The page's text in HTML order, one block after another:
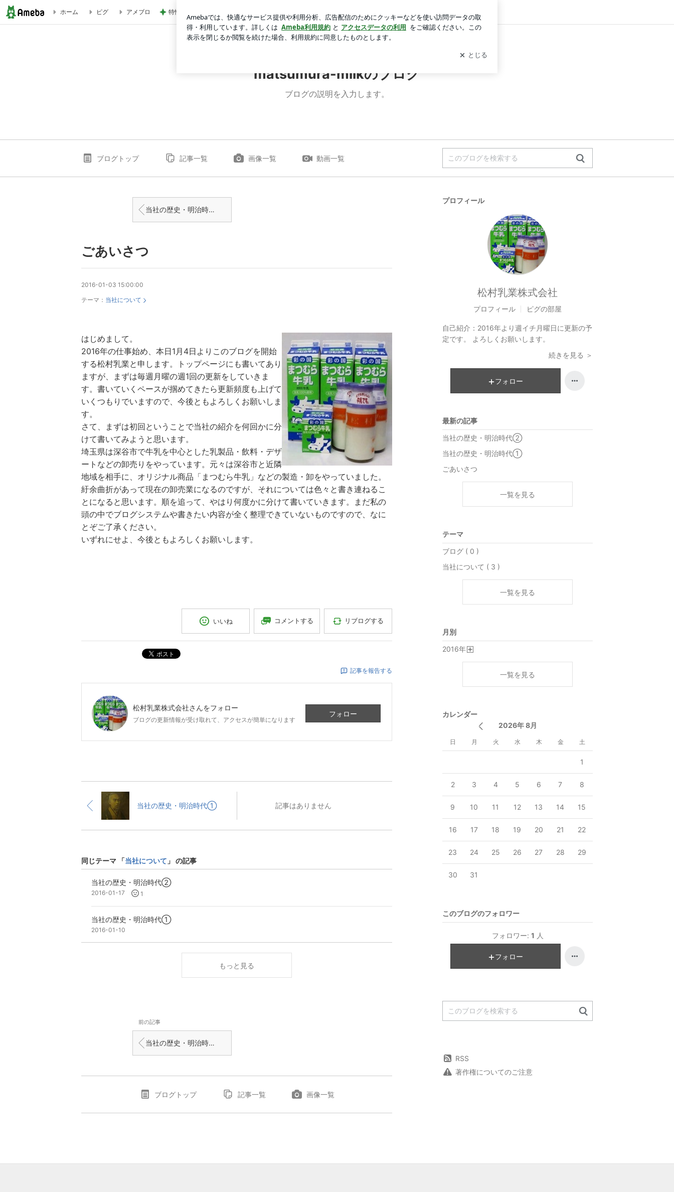
ホーム ピグ アメブロ 特性か認知症かわからない父の言動 ログイン
matsumura-milkのブログ
ブログの説明を入力します。
ブログトップ 記事一覧 画像一覧 動画一覧
当社の歴史・明治時代①
ごあいさつ
2016-01-03 15:00:00
テーマ： 当社について
はじめまして。
2016年の仕事始め、本日1月4日よりこのブログを開始
する松村乳業と申します。トップページにも書いてあり
ますが、まずは毎週月曜の週1回の更新をしていきま
す。書いていくペースが掴めてきたら更新頻度も上げて
いくつもりでいますので、今後ともよろしくお願いしま
す。
さて、まずは初回ということで当社の紹介を何回かに分
けて書いてみようと思います。
埼玉県は深谷市で牛乳を中心とした乳製品・飲料・デザ
ートなどの卸売りをやっています。元々は深谷市と近隣
地域を相手に、オリジナル商品「まつむら牛乳」などの製造・卸をやっていました。
紆余曲折があって現在の卸売業になるのですが、それについては色々と書き連ねるこ
とになると思います。順を追って、やはり何度かに分けて書いていきます。まだ私の
頭の中でブログシステムや書きたい内容が全く整理できていないものですので、なに
とぞご了承ください。
いずれにせよ、今後ともよろしくお願いします。
いいね コメントする リブログする
ポスト
記事を報告する
松村乳業株式会社さんをフォロー
ブログの更新情報が受け取れて、アクセスが簡単になります
フォロー
当社の歴史・明治時代① 記事はありません
同じテーマ 「当社について 」 の記事
当社の歴史・明治時代②
2016-01-17 1
当社の歴史・明治時代①
2016-01-10
もっと見る
前の記事
当社の歴史・明治時代①
ブログトップ 記事一覧 画像一覧
プロフィール
松村乳業株式会社
プロフィール ピグの部屋
自己紹介： 2016年より週イチ月曜日に更新の予
定です。 よろしくお願いします。
続きを見る ＞
フォロー
最新の記事
当社の歴史・明治時代②
当社の歴史・明治時代①
ごあいさつ
一覧を見る
テーマ
ブログ ( 0 )
当社について ( 3 )
一覧を見る
月別
2016年
一覧を見る
カレンダー
2026年 8月
日 月 火 水 木 金 土
1
2 3 4 5 6 7 8
9 10 11 12 13 14 15
16 17 18 19 20 21 22
23 24 25 26 27 28 29
30 31
このブログのフォロワー
フォロワー: 1 人
フォロー
RSS
著作権についてのご注意